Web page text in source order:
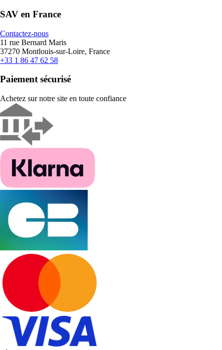
SAV en France
Contactez-nous
11 rue Bernard Maris
37270 Montlouis-sur-Loire, France
+33 1 86 47 62 58
Paiement sécurisé
Achetez sur notre site en toute confiance